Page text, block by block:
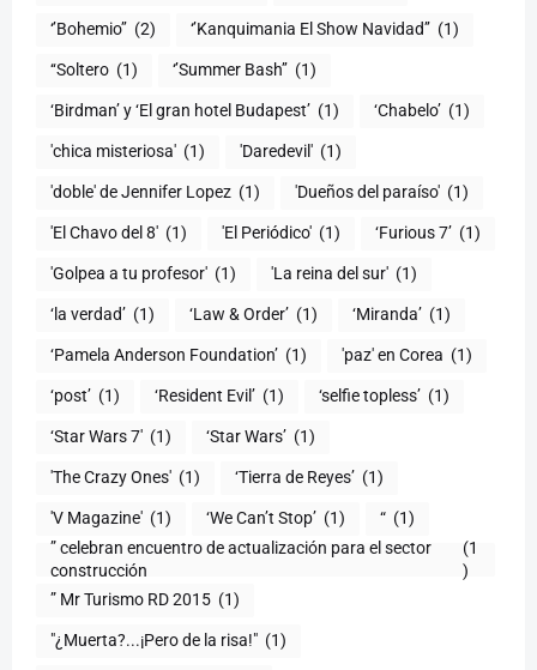
‘’Bohemio’’ (2) ‘’Kanquimania El Show Navidad’’ (1)
‘‘Soltero (1) ‘’Summer Bash’’ (1)
‘Birdman’ y ‘El gran hotel Budapest’ (1) ‘Chabelo’ (1)
'chica misteriosa' (1) 'Daredevil' (1)
'doble' de Jennifer Lopez (1) 'Dueños del paraíso' (1)
'El Chavo del 8' (1) 'El Periódico' (1) ‘Furious 7’ (1)
'Golpea a tu profesor' (1) 'La reina del sur' (1)
‘la verdad’ (1) ‘Law & Order’ (1) ‘Miranda’ (1)
‘Pamela Anderson Foundation’ (1) 'paz' en Corea (1)
‘post’ (1) ‘Resident Evil’ (1) ‘selfie topless’ (1)
‘Star Wars 7′ (1) ‘Star Wars’ (1)
'The Crazy Ones' (1) ‘Tierra de Reyes’ (1)
'V Magazine' (1) ‘We Can’t Stop’ (1) “ (1)
” celebran encuentro de actualización para el sector
construcción
(1
)
” Mr Turismo RD 2015 (1)
"¿Muerta?...¡Pero de la risa!" (1)